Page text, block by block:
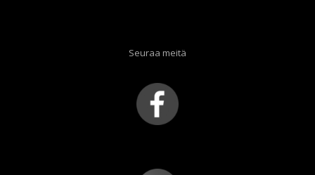
Seuraa meitä